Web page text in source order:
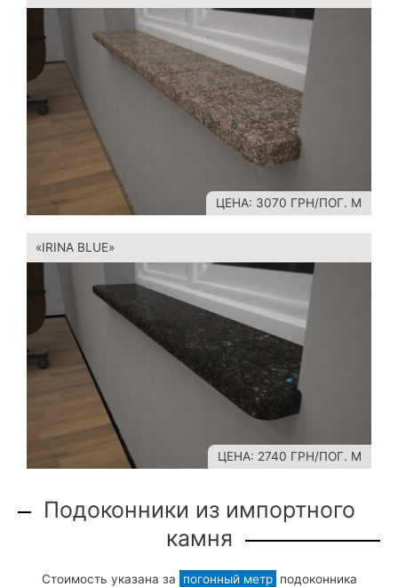
ЦЕНА: 3070 ГРН/ПОГ. М
«IRINA BLUE»
ЦЕНА: 2740 ГРН/ПОГ. М
Подоконники из импортного
камня
Стоимость указана за погонный метр подоконника